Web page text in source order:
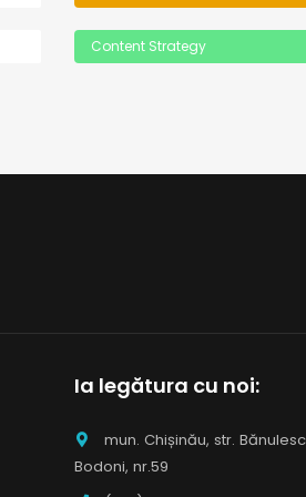
Content Strategy
Ia legătura cu noi:
mun. Chișinău, str.
Bodoni, nr.59